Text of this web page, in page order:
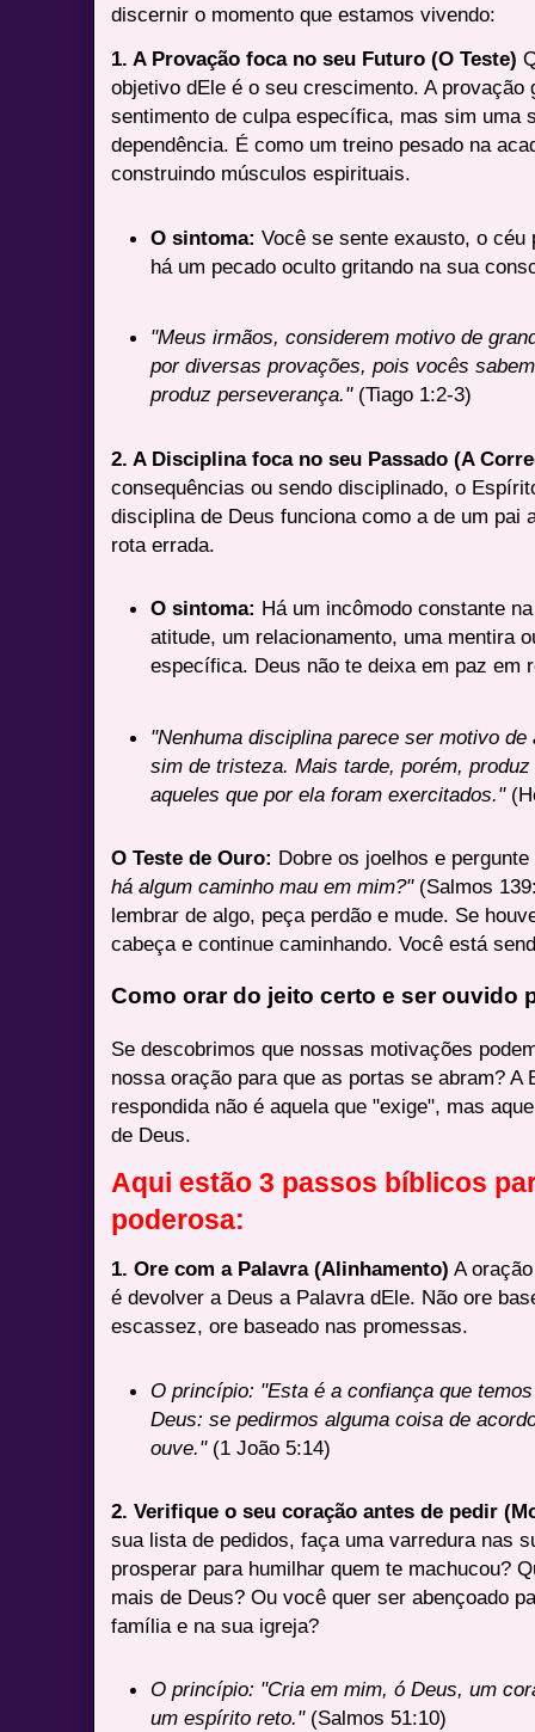
discernir o momento que estamos vivendo:
1. A Provação foca no seu Futuro (O Teste)
objetivo dEle é o seu crescimento. A provação
sentimento de culpa específica, mas sim uma
dependência. É como um treino pesado na
construindo músculos espirituais.
O sintoma: Você se sente exausto, o céu
há um pecado oculto gritando na sua
"Meus irmãos, considerem motivo de
por diversas provações, pois vocês
produz perseverança."(Tiago 1:2-3)
2. A Disciplina foca no seu Passado (A
consequências ou sendo disciplinado, o
disciplina de Deus funciona como a de um pai
rota errada.
O sintoma: Há um incômodo constante
atitude, um relacionamento, uma mentira
específica. Deus não te deixa em paz em
"Nenhuma disciplina parece ser motivo
sim de tristeza. Mais tarde, porém,
aqueles que por ela foram exercitados."
O Teste de Ouro: Dobre os joelhos e
há algum caminho mau em mim?"(Salmos
lembrar de algo, peça perdão e mude. Se
cabeça e continue caminhando. Você está
Como orar do jeito certo e ser ouvido
Se descobrimos que nossas motivações
nossa oração para que as portas se abram? A
respondida não é aquela que "exige", mas
de Deus.
Aqui estão 3 passos bíblicos
poderosa:
1. Ore com a Palavra (Alinhamento) A
é devolver a Deus a Palavra dEle. Não ore
escassez, ore baseado nas promessas.
O princípio: "Esta é a confiança que
Deus: se pedirmos alguma coisa de
ouve."(1 João 5:14)
2. Verifique o seu coração antes de pedir
sua lista de pedidos, faça uma varredura nas
prosperar para humilhar quem te machucou?
mais de Deus? Ou você quer ser abençoado
família e na sua igreja?
O princípio: "Cria em mim, ó Deus, um
um espírito reto."(Salmos 51:10)